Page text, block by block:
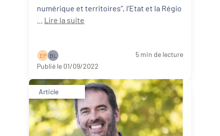
expérimentation, par PQN-A et
Hubik
numérique et territoires”, l’Etat et la Régio
Lire la suite
E P B L
5 min de lecture
Publié le 01/09/2022
Article